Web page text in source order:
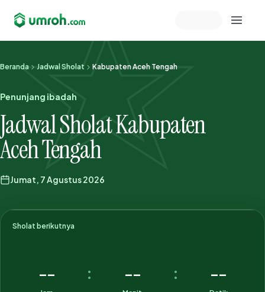
Memeriksa sesi akun
Beranda Jadwal Sholat Kabupaten Aceh Tengah
Penunjang ibadah
Jadwal Sholat Kabupaten
Aceh Tengah
Jumat, 7 Agustus 2026
Sholat berikutnya
-- : -- : --